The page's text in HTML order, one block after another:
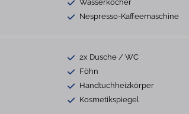
Wasserkocher
Nespresso-Kaffeemaschine
2x Dusche / WC
Föhn
Handtuchheizkörper
Kosmetikspiegel